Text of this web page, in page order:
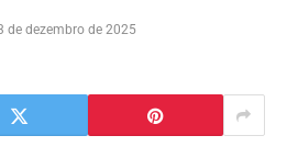
de dezembro de 2025